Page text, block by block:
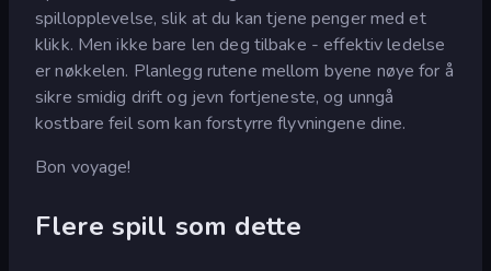
spillopplevelse, slik at du kan tjene penger med et
klikk. Men ikke bare len deg tilbake - effektiv ledelse
er nøkkelen. Planlegg rutene mellom byene nøye for å
sikre smidig drift og jevn fortjeneste, og unngå
kostbare feil som kan forstyrre flyvningene dine.
Bon voyage!
Flere spill som dette